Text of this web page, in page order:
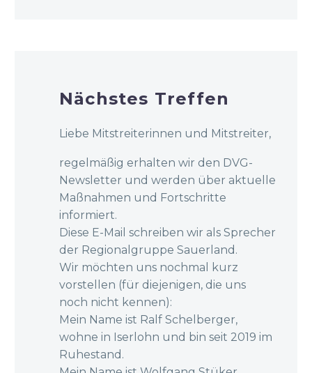
Nächstes Treffen
Liebe Mitstreiterinnen und Mitstreiter,
regelmäßig erhalten wir den DVG-
Newsletter und werden über aktuelle
Maßnahmen und Fortschritte
informiert.
Diese E-Mail schreiben wir als Sprecher
der Regionalgruppe Sauerland.
Wir möchten uns nochmal kurz
vorstellen (für diejenigen, die uns
noch nicht kennen):
Mein Name ist Ralf Schelberger,
wohne in Iserlohn und bin seit 2019 im
Ruhestand.